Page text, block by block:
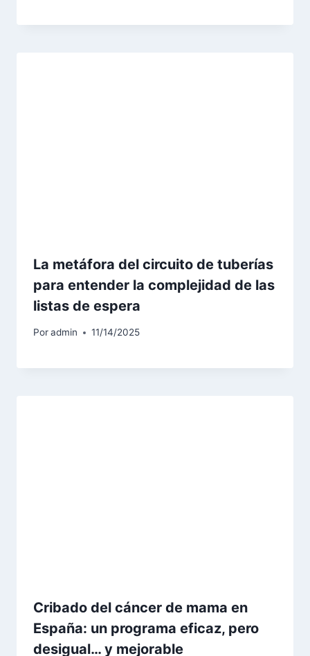
La metáfora del circuito de tuberías
para entender la complejidad de las
listas de espera
Poradmin 11/14/2025
Cribado del cáncer de mama en
España: un programa eficaz, pero
desigual… y mejorable